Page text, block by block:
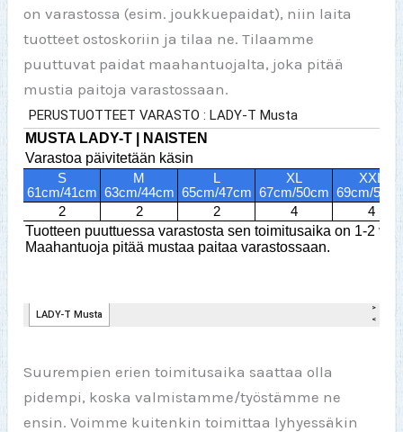
on varastossa (esim. joukkuepaidat), niin laita
tuotteet ostoskoriin ja tilaa ne. Tilaamme
puuttuvat paidat maahantuojalta, joka pitää
mustia paitoja varastossaan.
Suurempien erien toimitusaika saattaa olla
pidempi, koska valmistamme/työstämme ne
ensin. Voimme kuitenkin toimittaa lyhyessäkin